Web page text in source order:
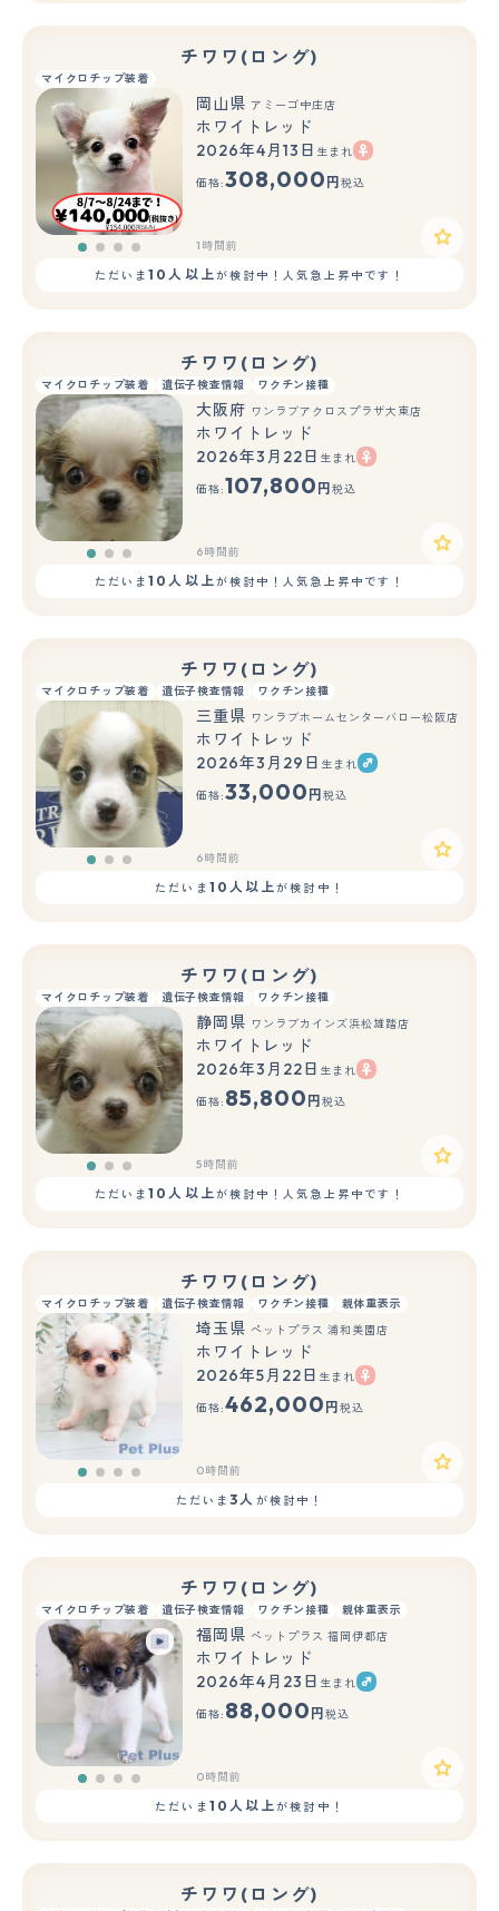
チワワ(ロング)
マイクロチップ装着
岡山県 アミーゴ中庄店
ホワイトレッド
2026年4月13日 生まれ
価格:308,000 円 税込
1時間前
ただいま10人以上が検討中！人気急上昇中です！
チワワ(ロング)
マイクロチップ装着 遺伝子検査情報 ワクチン接種
もっと見る
大阪府 ワンラブアクロスプラザ大東店
ホワイトレッド
2026年3月22日 生まれ
価格:107,800 円 税込
6時間前
ただいま10人以上が検討中！人気急上昇中です！
チワワ(ロング)
マイクロチップ装着 遺伝子検査情報 ワクチン接種
もっと見る
三重県 ワンラブホームセンターバロー松阪店
ホワイトレッド
2026年3月29日 生まれ
価格:33,000 円 税込
6時間前
ただいま 10人以上が検討中！
チワワ(ロング)
マイクロチップ装着 遺伝子検査情報 ワクチン接種
もっと見る
静岡県 ワンラブカインズ浜松雄踏店
ホワイトレッド
2026年3月22日 生まれ
価格: 85,800 円 税込
5時間前
ただいま10人以上が検討中！人気急上昇中です！
チワワ(ロング)
マイクロチップ装着 遺伝子検査情報 ワクチン接種 親体重表示
埼玉県 ペットプラス 浦和美園店
ホワイトレッド
2026年5月22日 生まれ
価格:462,000 円 税込
0時間前
ただいま3人 が検討中！
チワワ(ロング)
マイクロチップ装着 遺伝子検査情報 ワクチン接種 親体重表示
福岡県 ペットプラス 福岡伊都店
ホワイトレッド
2026年4月23日 生まれ
価格: 88,000 円 税込
0時間前
ただいま 10人以上が検討中！
チワワ(ロング)